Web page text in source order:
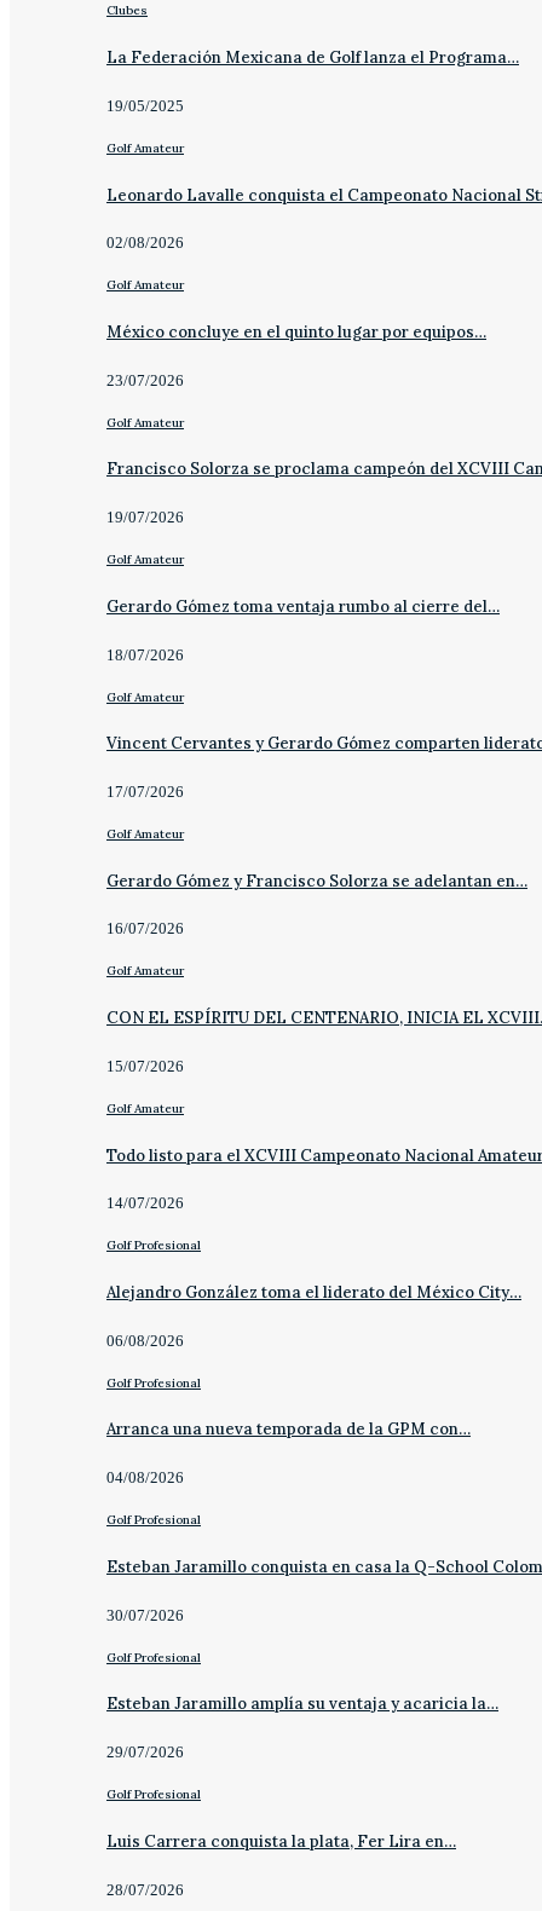
Clubes
La Federación Mexicana de Golf lanza el Programa…
19/05/2025
Golf Amateur
Leonardo Lavalle conquista el Campeonato Nacional
02/08/2026
Golf Amateur
México concluye en el quinto lugar por equipos…
23/07/2026
Golf Amateur
Francisco Solorza se proclama campeón del XCVIII
19/07/2026
Golf Amateur
Gerardo Gómez toma ventaja rumbo al cierre del…
18/07/2026
Golf Amateur
Vincent Cervantes y Gerardo Gómez comparten
17/07/2026
Golf Amateur
Gerardo Gómez y Francisco Solorza se adelantan en…
16/07/2026
Golf Amateur
CON EL ESPÍRITU DEL CENTENARIO, INICIA EL
15/07/2026
Golf Amateur
Todo listo para el XCVIII Campeonato Nacional
14/07/2026
Golf Profesional
Alejandro González toma el liderato del México City…
06/08/2026
Golf Profesional
Arranca una nueva temporada de la GPM con…
04/08/2026
Golf Profesional
Esteban Jaramillo conquista en casa la Q-School
30/07/2026
Golf Profesional
Esteban Jaramillo amplía su ventaja y acaricia la…
29/07/2026
Golf Profesional
Luis Carrera conquista la plata, Fer Lira en…
28/07/2026